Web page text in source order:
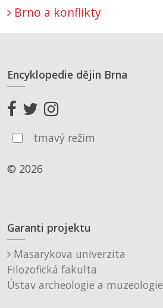
Brno a konflikty
Encyklopedie dějin Brna
tmavý režim
© 2026
Garanti projektu
Masarykova univerzita
Filozofická fakulta
Ústav archeologie a muzeologie